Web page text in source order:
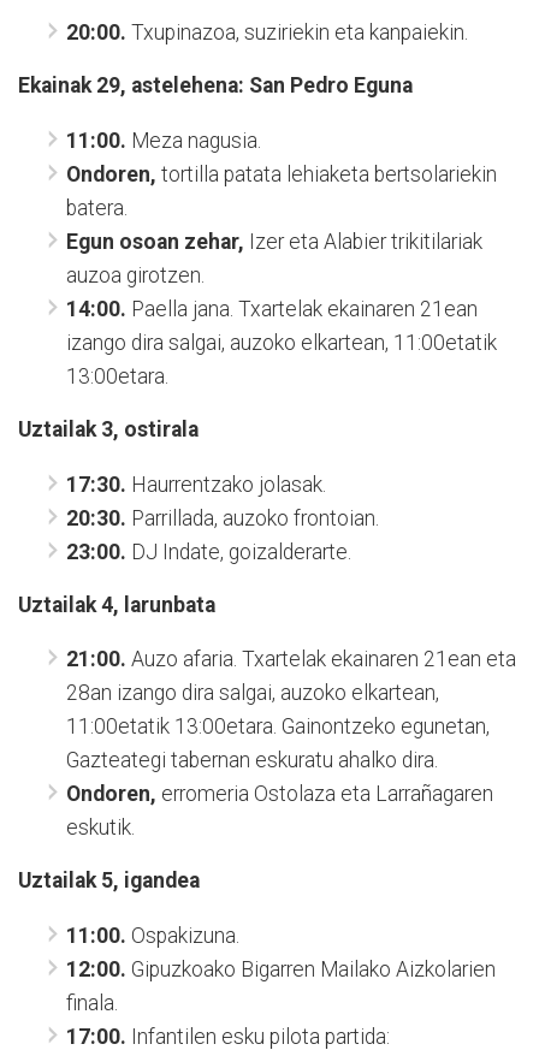
20:00. Txupinazoa, suziriekin eta kanpaiekin.
Ekainak 29, astelehena: San Pedro Eguna
11:00. Meza nagusia.
Ondoren, tortilla patata lehiaketa bertsolariekin
batera.
Egun osoan zehar, Izer eta Alabier trikitilariak
auzoa girotzen.
14:00. Paella jana. Txartelak ekainaren 21ean
izango dira salgai, auzoko elkartean, 11:00etatik
13:00etara.
Uztailak 3, ostirala
17:30. Haurrentzako jolasak.
20:30. Parrillada, auzoko frontoian.
23:00. DJ Indate, goizalderarte.
Uztailak 4, larunbata
21:00. Auzo afaria. Txartelak ekainaren 21ean eta
28an izango dira salgai, auzoko elkartean,
11:00etatik 13:00etara. Gainontzeko egunetan,
Gazteategi tabernan eskuratu ahalko dira.
Ondoren, erromeria Ostolaza eta Larrañagaren
eskutik.
Uztailak 5, igandea
11:00. Ospakizuna.
12:00. Gipuzkoako Bigarren Mailako Aizkolarien
finala.
17:00. Infantilen esku pilota partida: